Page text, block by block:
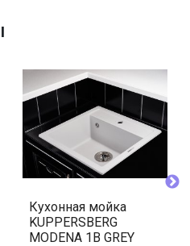
Кухонная мойка
KUPPERSBERG
MODENA 1B GREY